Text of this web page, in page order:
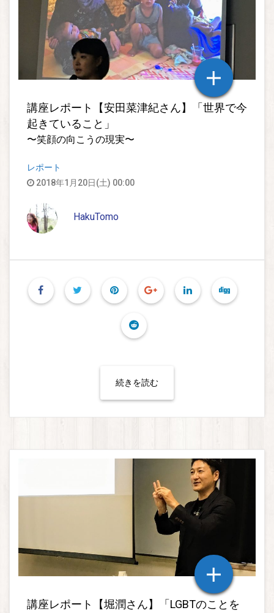
講座レポート【安田菜津紀さん】「世界で今
起きていること」
〜笑顔の向こうの現実〜
レポート
2018年1月20日(土) 00:00
HakuTomo
続きを読む
講座レポート【堀潤さん】「LGBTのことを